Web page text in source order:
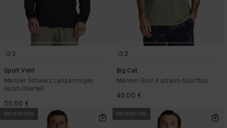
2
Sport Vent
Männer Schwarz Langärmliges
Sport-Oberteil
55,00 €
2
Big Cat
Männer Grün Kurzarm-Sporttop
40,00 €
NEUHEITEN NEUHEITEN